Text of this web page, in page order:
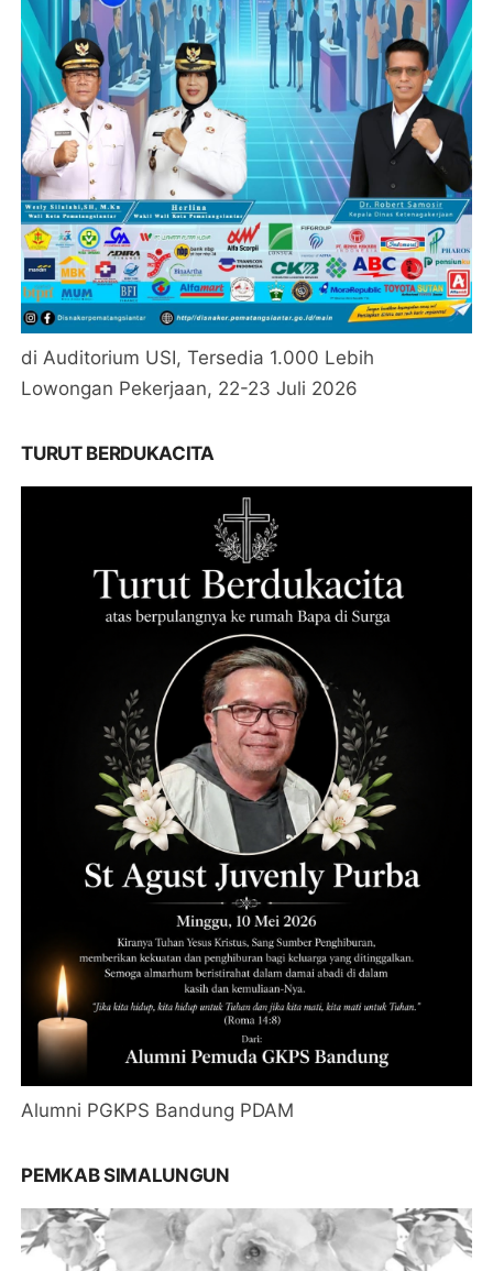
di Auditorium USI, Tersedia 1.000 Lebih
Lowongan Pekerjaan, 22-23 Juli 2026
TURUT BERDUKACITA
Alumni PGKPS Bandung PDAM
PEMKAB SIMALUNGUN